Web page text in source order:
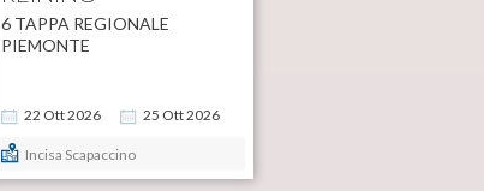
22 Ott2026 25 Ott2026
6 TAPPA REGIONALE
PIEMONTE
Incisa Scapaccino